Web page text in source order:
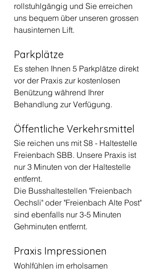
rollstuhlgängig und Sie erreichen
uns bequem über unseren grossen
hausinternen Lift.
Parkplätze
Es stehen Ihnen 5 Parkplätze direkt
vor der Praxis zur kostenlosen
Benützung während Ihrer
Behandlung zur Verfügung.
Öffentliche Verkehrsmittel
Sie reichen uns mit S8 - Haltestelle
Freienbach SBB. Unsere Praxis ist
nur 3 Minuten von der Haltestelle
entfernt.
Die Busshaltestellen "Freienbach
Oechsli" oder "Freienbach Alte Post"
sind ebenfalls nur 3-5 Minuten
Gehminuten entfernt.
Praxis Impressionen
Wohlfühlen im erholsamen